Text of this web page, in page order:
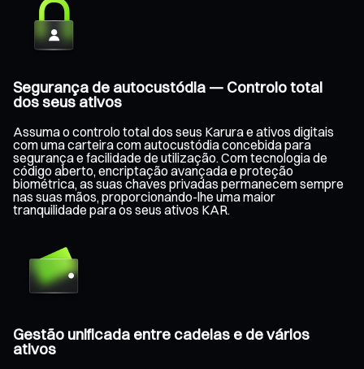
Segurança de autocustódia — Controlo total
dos seus ativos
Assuma o controlo total dos seus Karura e ativos digitais
com uma carteira com autocustódia concebida para
segurança e facilidade de utilização. Com tecnologia de
código aberto, encriptação avançada e proteção
biométrica, as suas chaves privadas permanecem sempre
nas suas mãos, proporcionando-lhe uma maior
tranquilidade para os seus ativos KAR.
Gestão unificada entre cadeias e de vários
ativos